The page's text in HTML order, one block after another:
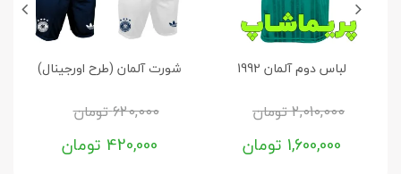
لباس دوم آلمان 1992
2,010,000تومان
1,600,000 تومان
شورت آلمان (طرح اورجینال)
620,000تومان
420,000 تومان